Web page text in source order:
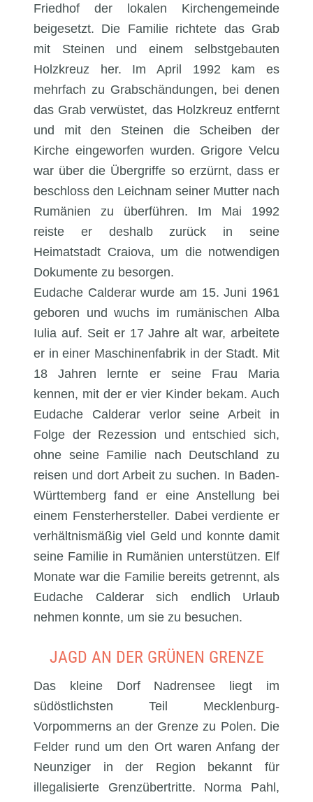
Friedhof der lokalen Kirchengemeinde
beigesetzt. Die Familie richtete das Grab
mit Steinen und einem selbstgebauten
Holzkreuz her. Im April 1992 kam es
mehrfach zu Grabschändungen, bei denen
das Grab verwüstet, das Holzkreuz entfernt
und mit den Steinen die Scheiben der
Kirche eingeworfen wurden. Grigore Velcu
war über die Übergriffe so erzürnt, dass er
beschloss den Leichnam seiner Mutter nach
Rumänien zu überführen. Im Mai 1992
reiste er deshalb zurück in seine
Heimatstadt Craiova, um die notwendigen
Dokumente zu besorgen.
Eudache Calderar wurde am 15. Juni 1961
geboren und wuchs im rumänischen Alba
Iulia auf. Seit er 17 Jahre alt war, arbeitete
er in einer Maschinenfabrik in der Stadt. Mit
18 Jahren lernte er seine Frau Maria
kennen, mit der er vier Kinder bekam. Auch
Eudache Calderar verlor seine Arbeit in
Folge der Rezession und entschied sich,
ohne seine Familie nach Deutschland zu
reisen und dort Arbeit zu suchen. In Baden-
Württemberg fand er eine Anstellung bei
einem Fensterhersteller. Dabei verdiente er
verhältnismäßig viel Geld und konnte damit
seine Familie in Rumänien unterstützen. Elf
Monate war die Familie bereits getrennt, als
Eudache Calderar sich endlich Urlaub
nehmen konnte, um sie zu besuchen.
JAGD AN DER GRÜNEN GRENZE
Das kleine Dorf Nadrensee liegt im
südöstlichsten Teil Mecklenburg-
Vorpommerns an der Grenze zu Polen. Die
Felder rund um den Ort waren Anfang der
Neunziger in der Region bekannt für
illegalisierte Grenzübertritte. Norma Pahl,